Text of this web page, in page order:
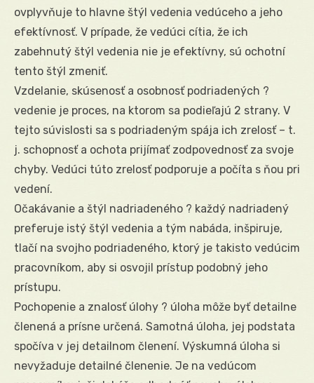
ovplyvňuje to hlavne štýl vedenia vedúceho a jeho
efektívnosť. V prípade, že vedúci cítia, že ich
zabehnutý štýl vedenia nie je efektívny, sú ochotní
tento štýl zmeniť.
Vzdelanie, skúsenosť a osobnosť podriadených ?
vedenie je proces, na ktorom sa podieľajú 2 strany. V
tejto súvislosti sa s podriadeným spája ich zrelosť – t.
j. schopnosť a ochota prijímať zodpovednosť za svoje
chyby. Vedúci túto zrelosť podporuje a počíta s ňou pri
vedení.
Očakávanie a štýl nadriadeného ? každý nadriadený
preferuje istý štýl vedenia a tým nabáda, inšpiruje,
tlačí na svojho podriadeného, ktorý je takisto vedúcim
pracovníkom, aby si osvojil prístup podobný jeho
prístupu.
Pochopenie a znalosť úlohy ? úloha môže byť detailne
členená a prísne určená. Samotná úloha, jej podstata
spočíva v jej detailnom členení. Výskumná úloha si
nevyžaduje detailné členenie. Je na vedúcom